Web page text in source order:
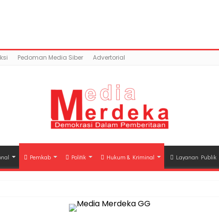
Pedoman Media Siber Advertorial
Pemkab Politik Hukum & Kriminal Layanan Publik
Waris Korban Kebakaran KM Mutiara Sentosa II